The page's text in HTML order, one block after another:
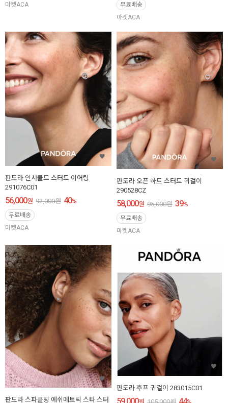
마켓ACA
무료배송
마켓ACA
판도라 인서클드 스터드 이어링
291076C01
56,000원 92,000원 40%
무료배송
마켓ACA
판도라 오픈 하트 스터드 귀걸이
290528CZ
58,000원 95,000원 39%
무료배송
마켓ACA
판도라 스파클링 에쉬메트릭 스타 스터
판도라 후프 귀걸이 283015C01
59,000 44